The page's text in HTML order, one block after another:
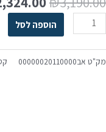
הוספה לסל
מק"ט אב00000020110000